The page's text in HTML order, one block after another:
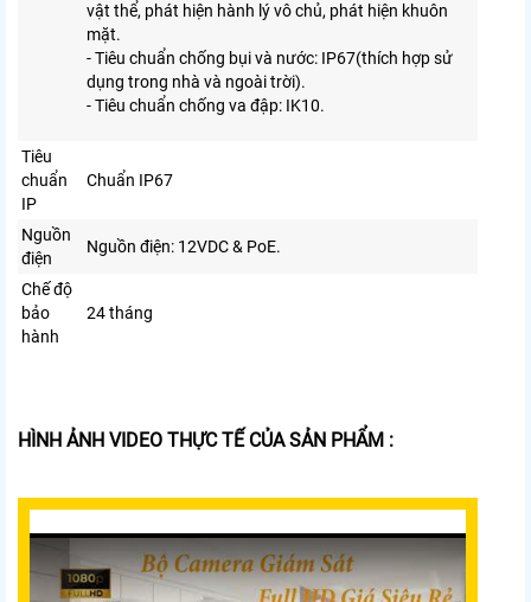
vật thể, phát hiện hành lý vô chủ, phát hiện khuôn
mặt.
- Tiêu chuẩn chống bụi và nước: IP67(thích hợp sử
dụng trong nhà và ngoài trời).
- Tiêu chuẩn chống va đập: IK10.
Tiêu
chuẩn
IP
Chuẩn IP67
Nguồn
điện
Nguồn điện: 12VDC & PoE.
Chế độ
bảo
hành
24 tháng
HÌNH ẢNH VIDEO THỰC TẾ CỦA SẢN PHẨM :